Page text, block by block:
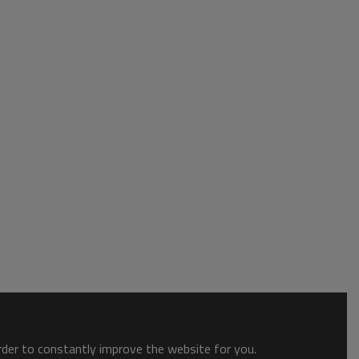
to constantly improve the website for you.